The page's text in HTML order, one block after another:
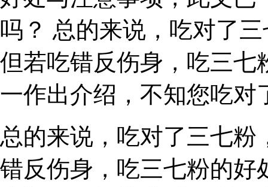
吗？ 总的来说，吃对了
但若吃错反伤身，吃三七
一作出介绍，不知您吃对
总的来说，吃对了三七
错反伤身，吃三七粉的好